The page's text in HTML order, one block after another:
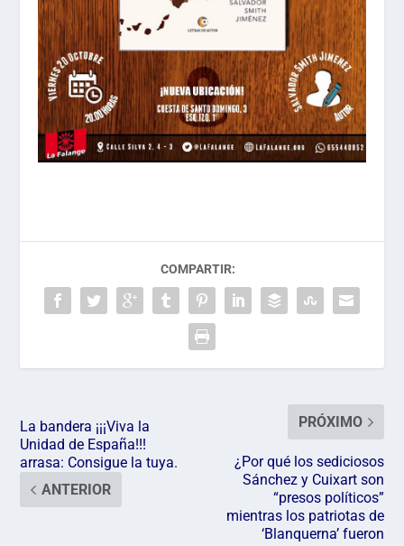
COMPARTIR:
La bandera ¡¡¡Viva la
Unidad de España!!!
arrasa: Consigue la tuya.
ANTERIOR
PRÓXIMO
¿Por qué los sediciosos
Sánchez y Cuixart son
“presos políticos”
mientras los patriotas de
‘Blanquerna’ fueron